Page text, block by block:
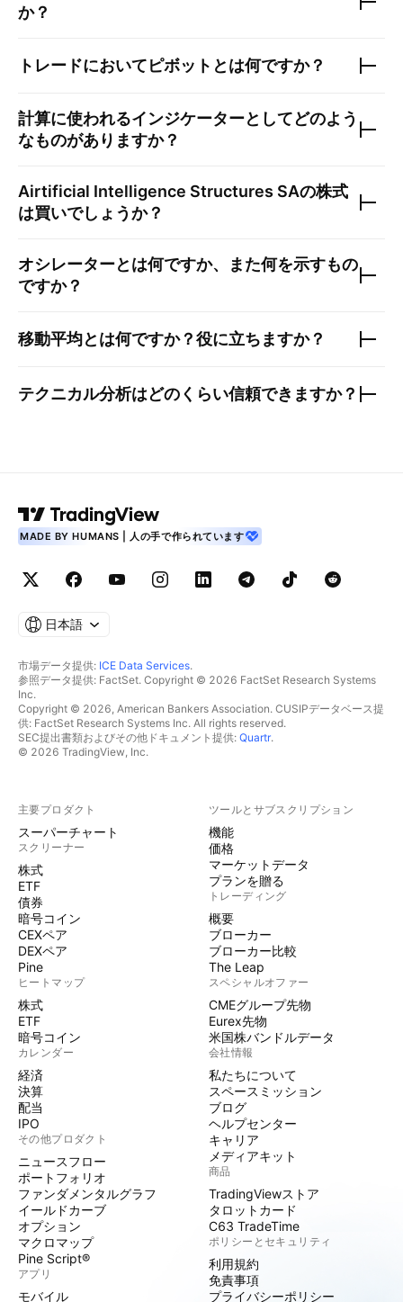
か？
トレードにおいてピボットとは何ですか？
計算に使われるインジケーターとしてどのよう
なものがありますか？
Airtificial Intelligence Structures SAの株式
は買いでしょうか？
オシレーターとは何ですか、また何を示すもの
ですか？
移動平均とは何ですか？役に立ちますか？
テクニカル分析はどのくらい信頼できますか？
MADE BY HUMANS | 人の手で作られています
日本語
市場データ提供: ICE Data Services.
参照データ提供: FactSet. Copyright © 2026 FactSet Research Systems
Inc.
Copyright © 2026, American Bankers Association. CUSIPデータベース提
供: FactSet Research Systems Inc. All rights reserved.
SEC提出書類およびその他ドキュメント提供: Quartr.
© 2026 TradingView, Inc.
主要プロダクト
スーパーチャート
スクリーナー
株式
ETF
債券
暗号コイン
CEXペア
DEXペア
Pine
ヒートマップ
株式
ETF
暗号コイン
カレンダー
経済
決算
配当
IPO
その他プロダクト
ニュースフロー
ポートフォリオ
ファンダメンタルグラフ
イールドカーブ
オプション
マクロマップ
Pine Script®
アプリ
モバイル
ツールとサブスクリプション
機能
価格
マーケットデータ
プランを贈る
トレーディング
概要
ブローカー
ブローカー比較
The Leap
スペシャルオファー
CMEグループ先物
Eurex先物
米国株バンドルデータ
会社情報
私たちについて
スペースミッション
ブログ
ヘルプセンター
キャリア
メディアキット
商品
TradingViewストア
タロットカード
C63 TradeTime
ポリシーとセキュリティ
利用規約
免責事項
プライバシーポリシー